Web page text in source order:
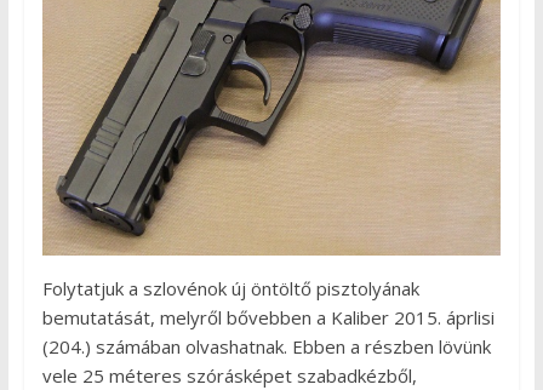
Folytatjuk a szlovénok új öntöltő pisztolyának
bemutatását, melyről bővebben a Kaliber 2015. áprlisi
(204.) számában olvashatnak. Ebben a részben lövünk
vele 25 méteres szórásképet szabadkézből,